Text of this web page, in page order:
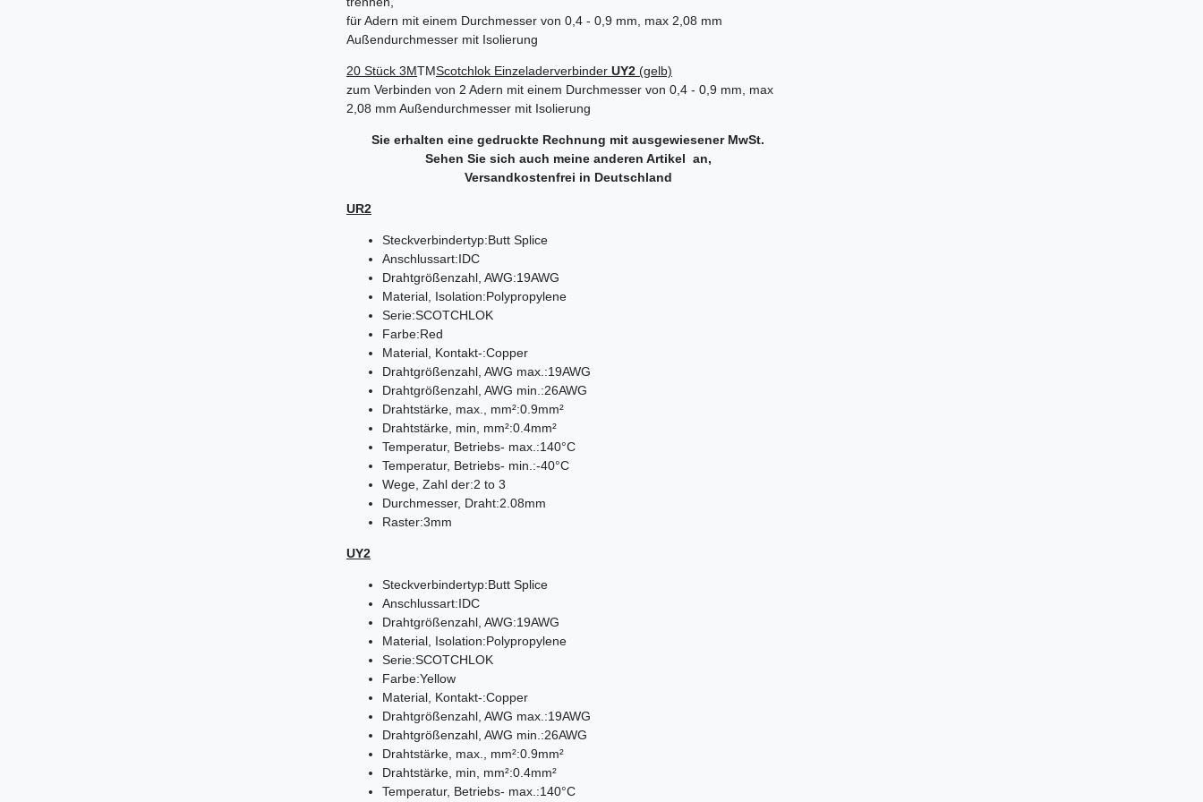
für Adern mit einem Durchmesser von 0,4 - 0,9 mm, max 2,08 mm
Außendurchmesser mit Isolierung
20 Stück 3MTMScotchlok Einzeladerverbinder UY2 (gelb)
zum Verbinden von 2 Adern mit einem Durchmesser von 0,4 - 0,9 mm, max
2,08 mm Außendurchmesser mit Isolierung
Sie erhalten eine gedruckte Rechnung mit ausgewiesener MwSt.
Sehen Sie sich auch meine anderen Artikel an,
Versandkostenfrei in Deutschland
UR2
Steckverbindertyp:Butt Splice
Anschlussart:IDC
Drahtgrößenzahl, AWG:19AWG
Material, Isolation:Polypropylene
Serie:SCOTCHLOK
Farbe:Red
Material, Kontakt-:Copper
Drahtgrößenzahl, AWG max.:19AWG
Drahtgrößenzahl, AWG min.:26AWG
Drahtstärke, max., mm²:0.9mm²
Drahtstärke, min, mm²:0.4mm²
Temperatur, Betriebs- max.:140°C
Temperatur, Betriebs- min.:-40°C
Wege, Zahl der:2 to 3
Durchmesser, Draht:2.08mm
Raster:3mm
UY2
Steckverbindertyp:Butt Splice
Anschlussart:IDC
Drahtgrößenzahl, AWG:19AWG
Material, Isolation:Polypropylene
Serie:SCOTCHLOK
Farbe:Yellow
Material, Kontakt-:Copper
Drahtgrößenzahl, AWG max.:19AWG
Drahtgrößenzahl, AWG min.:26AWG
Drahtstärke, max., mm²:0.9mm²
Drahtstärke, min, mm²:0.4mm²
Temperatur, Betriebs- max.:140°C